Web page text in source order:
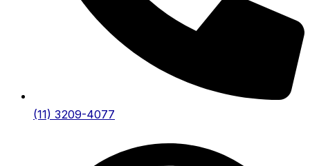
(11) 3209-4077